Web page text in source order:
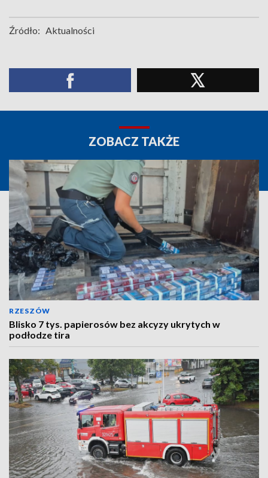
Źródło: Aktualności
ZOBACZ TAKŻE
RZESZÓW
Blisko 7 tys. papierosów bez akcyzy ukrytych w
podłodze tira